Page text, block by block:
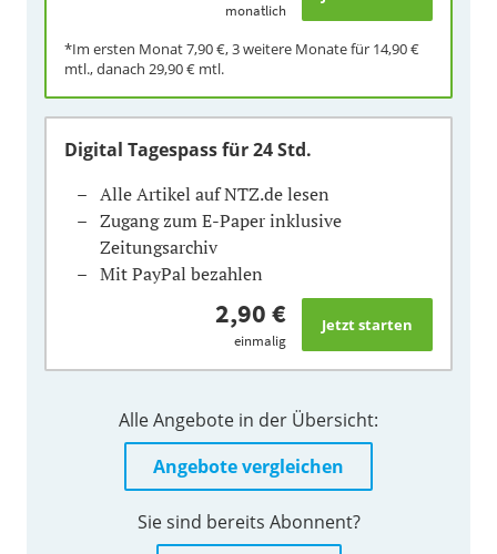
monatlich
*Im ersten Monat7,90 €, 3 weitere Monate für 14,90 €
mtl., danach 29,90 € mtl.
Digital Tagespassfür 24 Std.
Alle Artikel auf NTZ.de lesen
Zugang zum E-Paper inklusive
Zeitungsarchiv
Mit PayPal bezahlen
2,90 €
einmalig
Alle Angebote in der Übersicht:
Angebote vergleichen
Sie sind bereits Abonnent?